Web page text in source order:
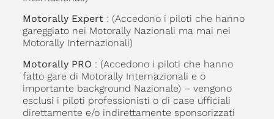
Motorally Expert: (Accedono i piloti che hanno
gareggiato nei Motorally Nazionali ma mai nei
Motorally Internazionali)
Motorally PRO : (Accedono i piloti che hanno
fatto gare di Motorally Internazionali e o
importante background Nazionale) – vengono
esclusi i piloti professionisti o di case ufficiali
direttamente e/o indirettamente sponsorizzati